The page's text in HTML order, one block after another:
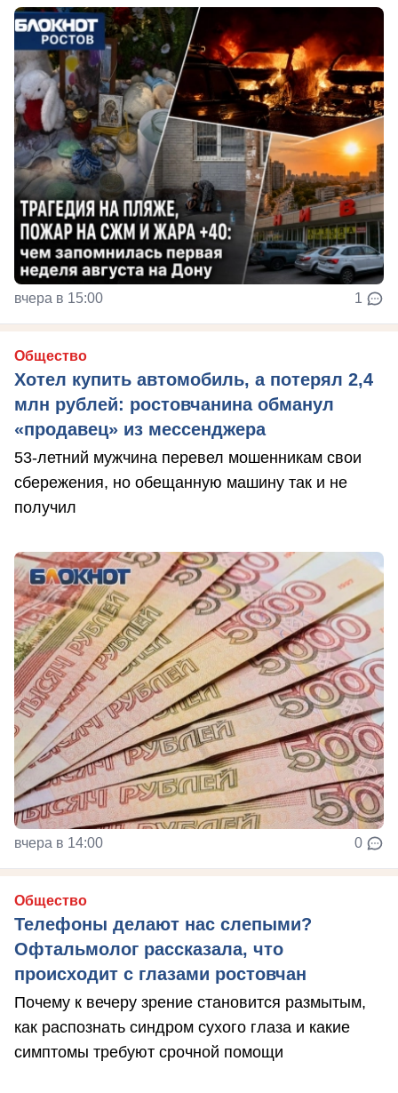
вчера в 15:00 1
Общество
Хотел купить автомобиль, а потерял 2,4
млн рублей: ростовчанина обманул
«продавец» из мессенджера
53-летний мужчина перевел мошенникам свои
сбережения, но обещанную машину так и не
получил
вчера в 14:00 0
Общество
Телефоны делают нас слепыми?
Офтальмолог рассказала, что
происходит с глазами ростовчан
Почему к вечеру зрение становится размытым,
как распознать синдром сухого глаза и какие
симптомы требуют срочной помощи